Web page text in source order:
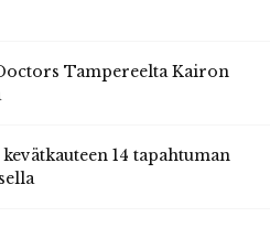
Tampereelta Kairon
kevätkauteen 14 tapahtuman